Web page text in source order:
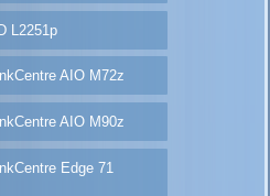
L2251p
AIO M72z
AIO M90z
Edge 71